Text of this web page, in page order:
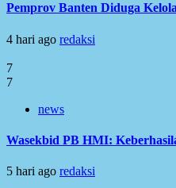
Pemprov Banten Diduga
4 hari ago redaksi
7
7
news
Wasekbid PB HMI:
5 hari ago redaksi